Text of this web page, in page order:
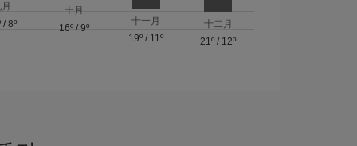
/8º
十月
16º/ 9º
十一月
19º / 11º
十二月
21º / 12º